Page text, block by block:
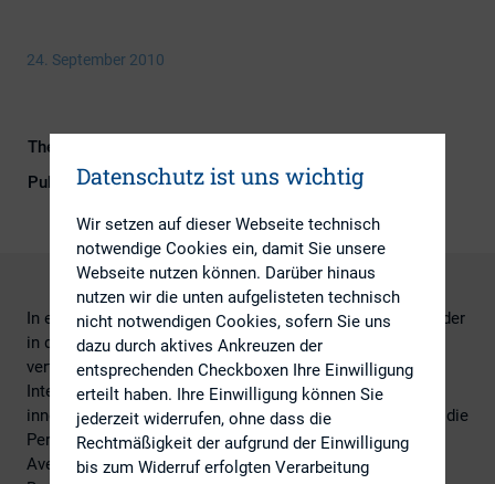
24. September 2010
Themengebiet
Publikationsform
DIRK-Publikationen
In einer Vollerhebung werden die Social-Web-Aktivitäten der
in den Börsenindizes DAX, TecDAX, MDAX und SDAX
vertretenen Unternehmen sowohl auf den eigenen
Internetseiten als auch auf externen Web-2.0-Plattformen
innerhalb eines halben Jahres analysiert. Zusätzlich wird die
Performance der Unternehmen im Dow Jones Industrial
Average untersucht. Herausgekommen ist eine
Datenschutz ist uns wichtig
Wir setzen auf dieser Webseite technisch
notwendige Cookies ein, damit Sie unsere
Webseite nutzen können. Darüber hinaus
nutzen wir die unten aufgelisteten technisch
nicht notwendigen Cookies, sofern Sie uns
dazu durch aktives Ankreuzen der
entsprechenden Checkboxen Ihre Einwilligung
erteilt haben. Ihre Einwilligung können Sie
jederzeit widerrufen, ohne dass die
Rechtmäßigkeit der aufgrund der Einwilligung
bis zum Widerruf erfolgten Verarbeitung